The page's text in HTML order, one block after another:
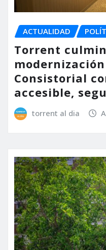
ACTUALIDAD
Torrent
Consistorial
accesible,
torrent al dia